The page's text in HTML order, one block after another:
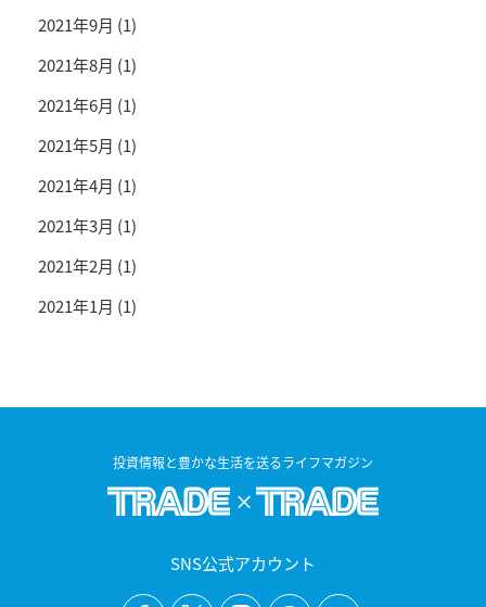
2021年9月 (1)
2021年8月 (1)
2021年6月 (1)
2021年5月 (1)
2021年4月 (1)
2021年3月 (1)
2021年2月 (1)
2021年1月 (1)
投資情報と豊かな生活を送るライフマガジン
SNS公式アカウント